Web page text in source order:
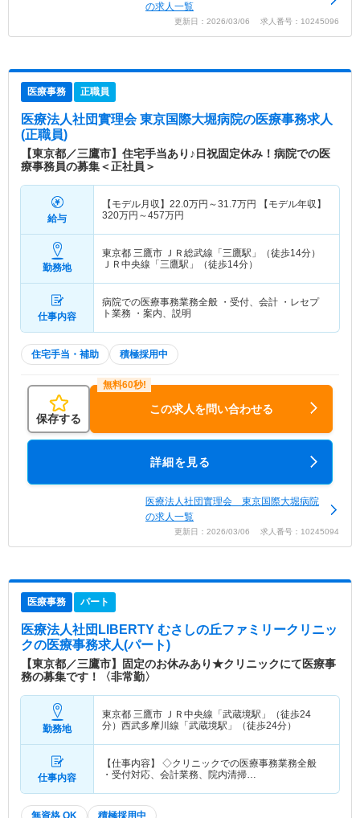
の求人一覧
更新日：2026/03/06 求人番号：10245096
医療事務 正職員
医療法人社団實理会 東京国際大堀病院の医療事務求人
(正職員)
【東京都／三鷹市】住宅手当あり♪日祝固定休み！病院での医
療事務員の募集＜正社員＞
給与
【モデル月収】 22.0万円～31.7万円
【モデル年収】
320万円～457万円
勤務地
東京都 三鷹市 ＪＲ総武線「三鷹駅」（徒歩14分）
ＪＲ中央線「三鷹駅」（徒歩14分）
仕事内容
病院での医療事務業務全般 ・受付、会計 ・レセプ
ト業務 ・案内、説明
住宅手当・補助 積極採用中
保存する
この求人を問い合わせる
詳細を見る
医療法人社団實理会 東京国際大堀病院
の求人一覧
更新日：2026/03/06 求人番号：10245094
医療事務 パート
医療法人社団LIBERTY むさしの丘ファミリークリニッ
クの医療事務求人(パート)
【東京都／三鷹市】固定のお休みあり★クリニックにて医療事
務の募集です！〈非常勤〉
勤務地
東京都 三鷹市 ＪＲ中央線「武蔵境駅」（徒歩24
分）西武多摩川線「武蔵境駅」（徒歩24分）
仕事内容
【仕事内容】 ◇クリニックでの医療事務業務全般
・受付対応、会計業務、院内清掃…